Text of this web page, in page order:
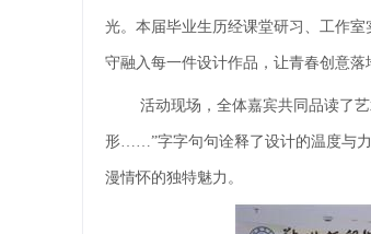
光。本届毕业生历经课堂研习、工作
守融入每一件设计作品，让青春创意落
活动现场，全体嘉宾共同品读了
形……”字字句句诠释了设计的温度与
漫情怀的独特魅力。